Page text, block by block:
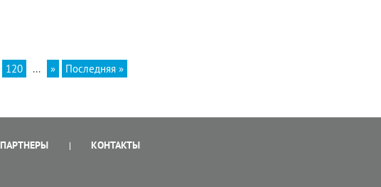
120 ... » Последняя »
ПАРТНЕРЫ КОНТАКТЫ